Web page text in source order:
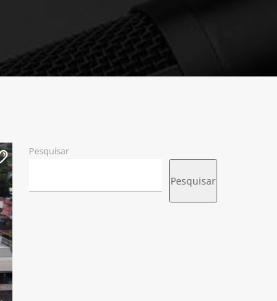
Pesquisar
Pesquisar